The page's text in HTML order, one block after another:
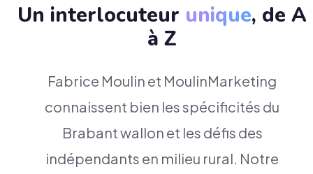
Un interlocuteur unique, de A
à Z
Fabrice Moulin et MoulinMarketing
connaissent bien les spécificités du
Brabant wallon et les défis des
indépendants en milieu rural. Notre